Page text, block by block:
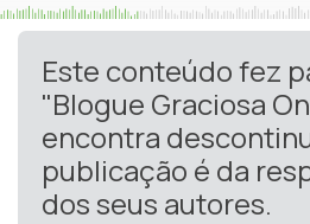
Este conteúdo fez
"Blogue Graciosa
encontra
publicação é da
dos seus autores.